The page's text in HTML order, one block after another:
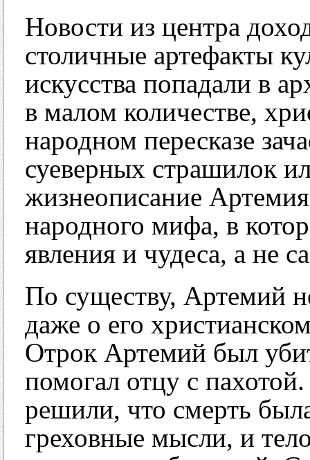
Новости из центра
столичные артефакты
искусства попадали в
в малом количестве,
народном пересказе
суеверных страшилок
жизнеописание
народного мифа, в
явления и чудеса, а не
По существу, Артемий
даже о его
Отрок Артемий был
помогал отцу с
решили, что смерть
греховные мысли, и